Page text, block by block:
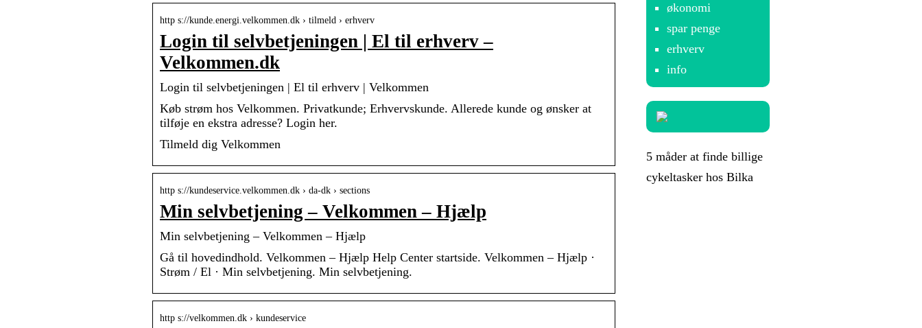
http s://kunde.energi.velkommen.dk › tilmeld › erhverv
Login til selvbetjeningen | El til erhverv –
Velkommen.dk
Login til selvbetjeningen | El til erhverv | Velkommen
Køb strøm hos Velkommen. Privatkunde; Erhvervskunde. Allerede kunde og ønsker at
tilføje en ekstra adresse? Login her.
Tilmeld dig Velkommen
http s://kundeservice.velkommen.dk › da-dk › sections
Min selvbetjening – Velkommen – Hjælp
Min selvbetjening – Velkommen – Hjælp
Gå til hovedindhold. Velkommen – Hjælp Help Center startside. Velkommen – Hjælp ·
Strøm / El · Min selvbetjening. Min selvbetjening.
http s://velkommen.dk › kundeservice
økonomi
spar penge
erhverv
info
5 måder at finde billige
cykeltasker hos Bilka